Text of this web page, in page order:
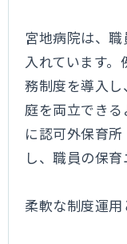
宮地病院は、
入れています
務制度を導入
庭を両立でき
に認可外保育
し、職員の保育
柔軟な制度運